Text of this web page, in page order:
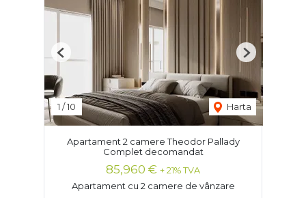
1 /10 Harta
Previous Next
Apartament 2 camere Theodor Pallady
Complet decomandat
85,960 € + 21% TVA
Apartament cu 2 camere de vânzare